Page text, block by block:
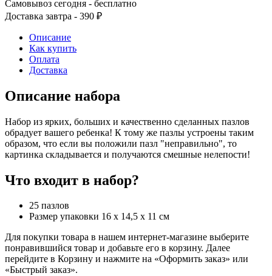
Самовывоз сегодня - бесплатно
Доставка завтра - 390 ₽
Описание
Как купить
Оплата
Доставка
Описание набора
Набор из ярких, больших и качественно сделанных пазлов
обрадует вашего ребенка! К тому же пазлы устроены таким
образом, что если вы положили пазл "неправильно", то
картинка складывается и получаются смешные нелепости!
Что входит в набор?
25 пазлов
Размер упаковки 16 х 14,5 х 11 см
Для покупки товара в нашем интернет-магазине выберите
понравившийся товар и добавьте его в корзину. Далее
перейдите в Корзину и нажмите на «Оформить заказ» или
«Быстрый заказ».